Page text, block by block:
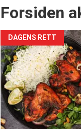
Forsiden
DAGENS RETT